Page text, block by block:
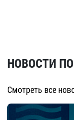
НОВОСТИ
Смотреть все